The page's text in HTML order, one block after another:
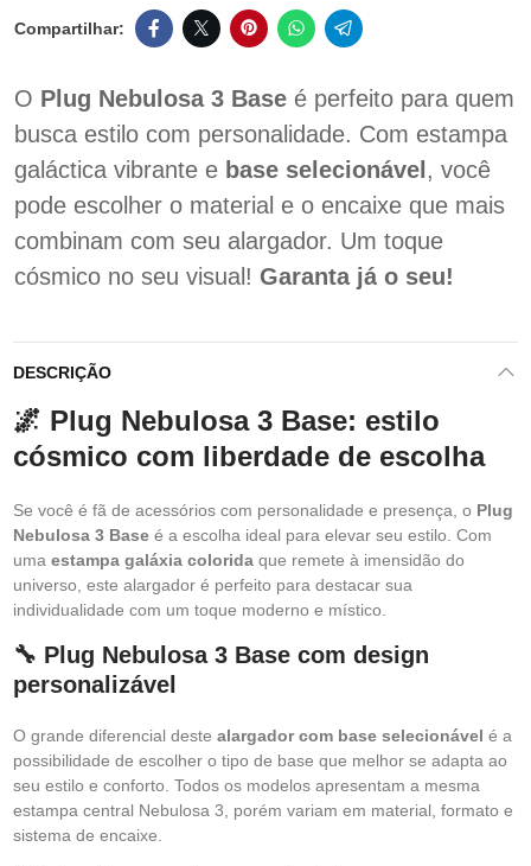
O Plug Nebulosa 3 Base é perfeito para quem
busca estilo com personalidade. Com estampa
galáctica vibrante e base selecionável , você
pode escolher o material e o encaixe que mais
combinam com seu alargador. Um toque
cósmico no seu visual! Garanta já o seu!
DESCRIÇÃO
🌌 Plug Nebulosa 3 Base: estilo
cósmico com liberdade de escolha
Se você é fã de acessórios com personalidade e presença, o Plug
Nebulosa 3 Base é a escolha ideal para elevar seu estilo. Com
uma estampa galáxia colorida que remete à imensidão do
universo, este alargador é perfeito para destacar sua
individualidade com um toque moderno e místico.
🔧 Plug Nebulosa 3 Base com design
personalizável
O grande diferencial deste alargador com base selecionável é a
possibilidade de escolher o tipo de base que melhor se adapta ao
seu estilo e conforto. Todos os modelos apresentam a mesma
estampa central Nebulosa 3, porém variam em material, formato e
sistema de encaixe.